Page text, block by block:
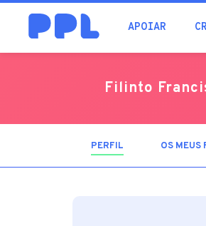
APOIAR
procura
Filinto
PERFIL (SEPARADOROS MEUS